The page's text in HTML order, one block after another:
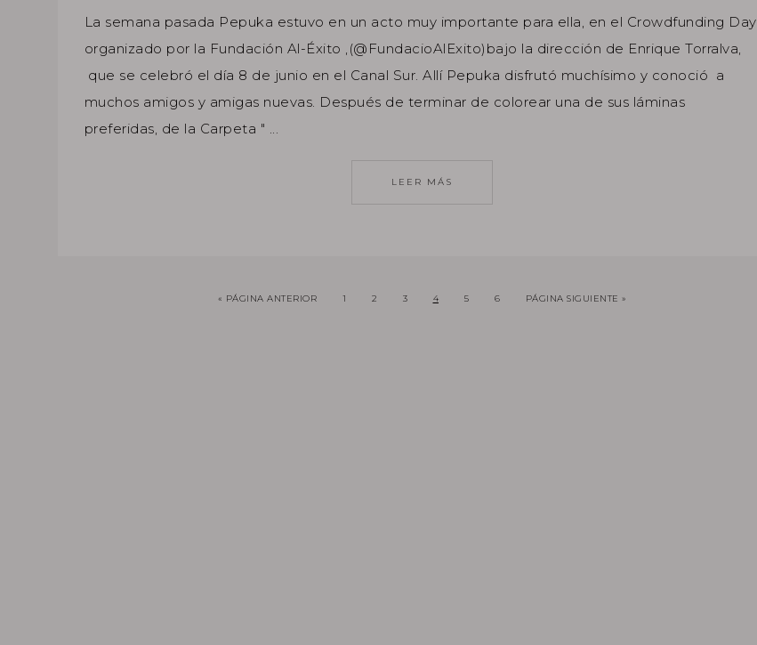
La semana pasada Pepuka estuvo en un acto muy importante para ella, en el Crowdfunding Day
organizado por la Fundación Al-Éxito ,(@FundacioAlExito)bajo la dirección de Enrique Torralva,
que se celebró el día 8 de junio en el Canal Sur. Allí Pepuka disfrutó muchísimo y conoció a
muchos amigos y amigas nuevas. Después de terminar de colorear una de sus láminas
preferidas, de la Carpeta " ...
LEER MÁS
« PÁGINA ANTERIOR 1 2 3 4 5 6 PÁGINA SIGUIENTE »